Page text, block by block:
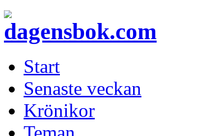
Start
Senaste veckan
Krönikor